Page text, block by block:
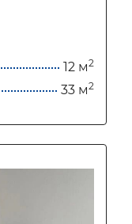
12 м2
33 м2